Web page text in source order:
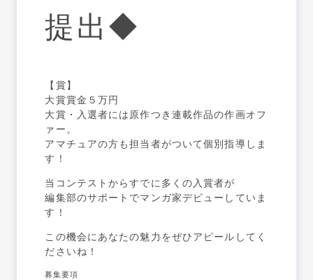
提出◆
【賞】
大賞賞金５万円
大賞・入選者には原作つき連載作品の作画オフ
ァー。
アマチュアの方も担当者がついて個別指導しま
す！
当コンテストからすでに多くの入賞者が
編集部のサポートでマンガ家デビューしていま
す！
この機会にあなたの魅力をぜひアピールしてく
ださいね！
募集要項